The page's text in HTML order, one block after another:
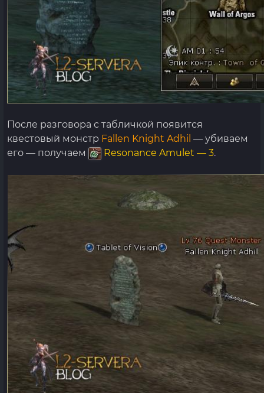
После разговора с табличкой появится
квестовый монстр Fallen Knight Adhil — убиваем
его — получаем
Resonance Amulet — 3.